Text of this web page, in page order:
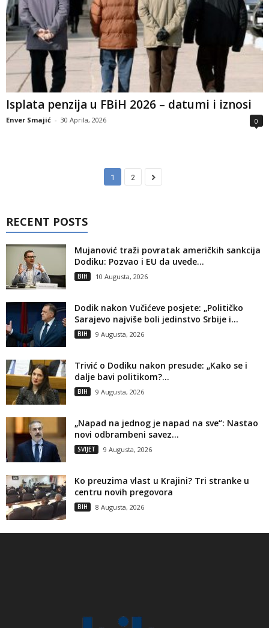
Isplata penzija u FBiH 2026 – datumi i iznosi
Enver Smajić - 30 Aprila, 2026 0
1 2
RECENT POSTS
Mujanović traži povratak američkih sankcija
Dodiku: Pozvao i EU da uvede...
BIH 10 Augusta, 2026
Dodik nakon Vučićeve posjete: „Političko
Sarajevo najviše boli jedinstvo Srbije i...
BIH 9 Augusta, 2026
Trivić o Dodiku nakon presude: „Kako se i
dalje bavi politikom?...
BIH 9 Augusta, 2026
„Napad na jednog je napad na sve“: Nastao
novi odbrambeni savez...
SVIJET 9 Augusta, 2026
Ko preuzima vlast u Krajini? Tri stranke u
centru novih pregovora
BIH 8 Augusta, 2026